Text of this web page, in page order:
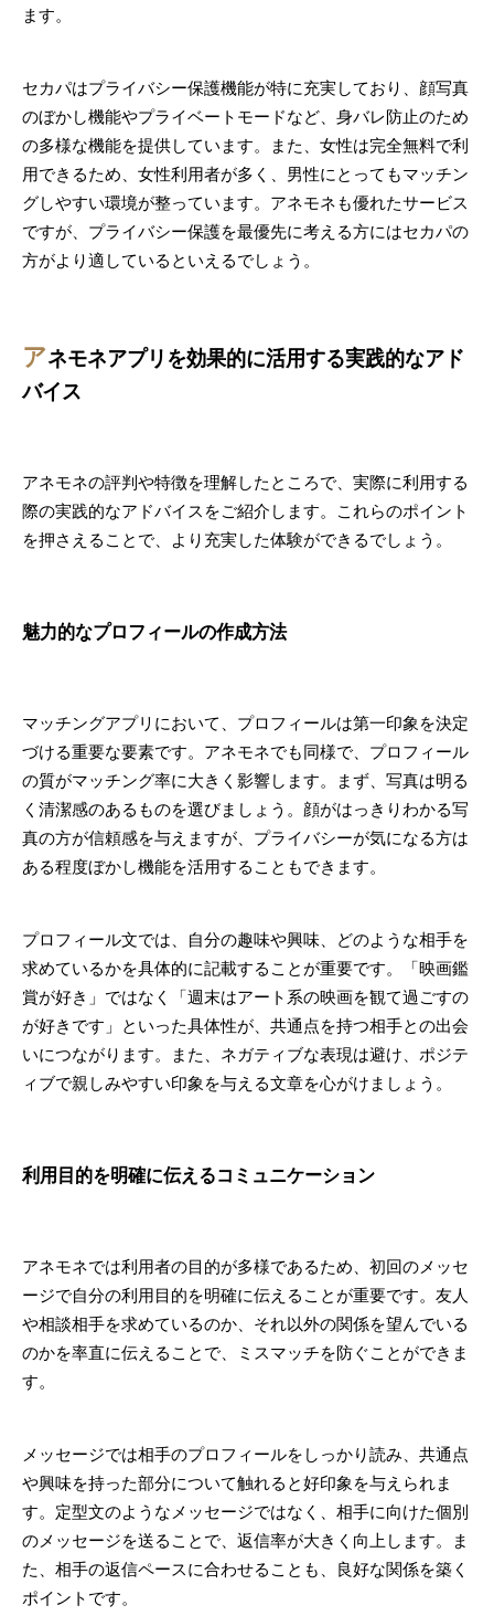
ます。
セカパはプライバシー保護機能が特に充実しており、顔写真
のぼかし機能やプライベートモードなど、身バレ防止のため
の多様な機能を提供しています。また、女性は完全無料で利
用できるため、女性利用者が多く、男性にとってもマッチン
グしやすい環境が整っています。アネモネも優れたサービス
ですが、プライバシー保護を最優先に考える方にはセカパの
方がより適しているといえるでしょう。
アネモネアプリを効果的に活用する実践的なアド
バイス
アネモネの評判や特徴を理解したところで、実際に利用する
際の実践的なアドバイスをご紹介します。これらのポイント
を押さえることで、より充実した体験ができるでしょう。
魅力的なプロフィールの作成方法
マッチングアプリにおいて、プロフィールは第一印象を決定
づける重要な要素です。アネモネでも同様で、プロフィール
の質がマッチング率に大きく影響します。まず、写真は明る
く清潔感のあるものを選びましょう。顔がはっきりわかる写
真の方が信頼感を与えますが、プライバシーが気になる方は
ある程度ぼかし機能を活用することもできます。
プロフィール文では、自分の趣味や興味、どのような相手を
求めているかを具体的に記載することが重要です。「映画鑑
賞が好き」ではなく「週末はアート系の映画を観て過ごすの
が好きです」といった具体性が、共通点を持つ相手との出会
いにつながります。また、ネガティブな表現は避け、ポジテ
ィブで親しみやすい印象を与える文章を心がけましょう。
利用目的を明確に伝えるコミュニケーション
アネモネでは利用者の目的が多様であるため、初回のメッセ
ージで自分の利用目的を明確に伝えることが重要です。友人
や相談相手を求めているのか、それ以外の関係を望んでいる
のかを率直に伝えることで、ミスマッチを防ぐことができま
す。
メッセージでは相手のプロフィールをしっかり読み、共通点
や興味を持った部分について触れると好印象を与えられま
す。定型文のようなメッセージではなく、相手に向けた個別
のメッセージを送ることで、返信率が大きく向上します。ま
た、相手の返信ペースに合わせることも、良好な関係を築く
ポイントです。